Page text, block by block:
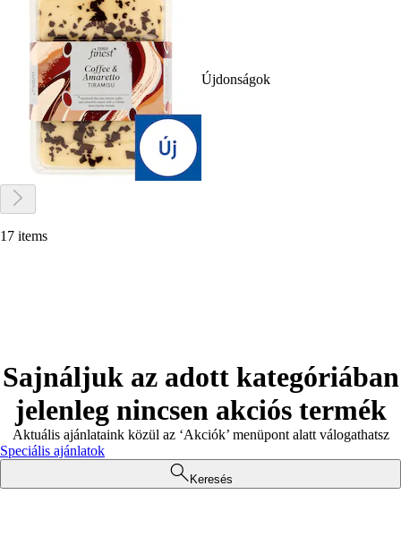
Újdonságok
17 items
Sajnáljuk az adott kategóriában
jelenleg nincsen akciós termék
Aktuális ajánlataink közül az ‘Akciók’ menüpont alatt válogathatsz
Speciális ajánlatok
Keresés